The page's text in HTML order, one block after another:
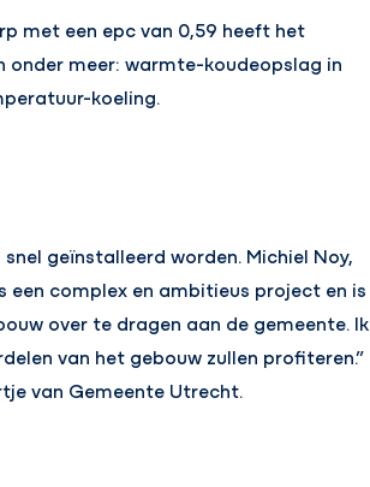
met een epc van 0,59 heeft het
meer: warmte-koudeopslag in
koeling.
geïnstalleerd worden. Michiel Noy,
complex en ambitieus project en is
over te dragen aan de gemeente. Ik
van het gebouw zullen profiteren.”
van Gemeente Utrecht.